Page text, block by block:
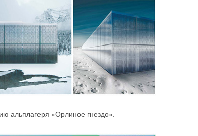
альплагеря «Орлиное гнездо».